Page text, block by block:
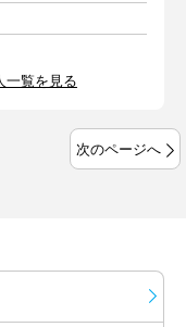
一覧を見る
次のページへ